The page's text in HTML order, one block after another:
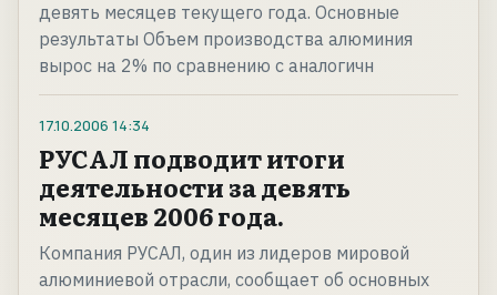
девять месяцев текущего года. Основные
результаты Объем производства алюминия
вырос на 2% по сравнению с аналогичн
17.10.2006 14:34
РУСАЛ подводит итоги
деятельности за девять
месяцев 2006 года.
Компания РУСАЛ, один из лидеров мировой
алюминиевой отрасли, сообщает об основных